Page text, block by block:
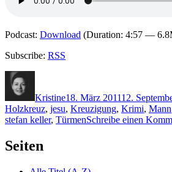
Podcast: Download (Duration: 4:57 —
Subscribe: RSS
Kristine18. März 201112.
Holzkreuz, jesu, Kreuzigung, Krimi, Mann
stefan keller, TürmenSchreibe einen
Seiten